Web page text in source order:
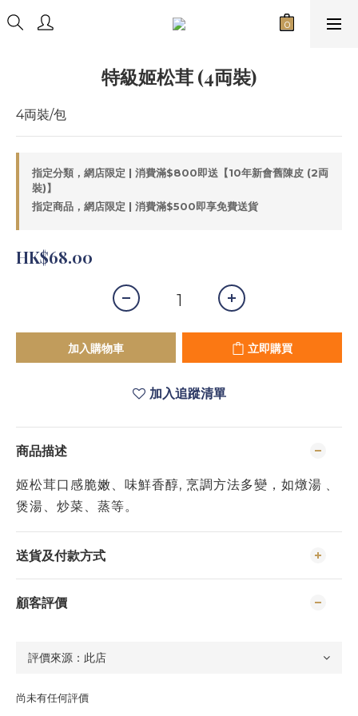
特級姬松茸 (4両裝)
4両裝/包
指定分類，網店限定 | 消費滿$800即送【10年新會舊陳皮 (2両
裝)】
指定商品，網店限定 | 消費滿$500即享免費送貨
HK$68.00
加入購物車 立即購買
加入追蹤清單
商品描述
姬松茸口感脆嫩、味鮮香醇, 烹調方法多變，如燉湯﹑
煲湯、炒菜、蒸等。
送貨及付款方式
顧客評價
尚未有任何評價